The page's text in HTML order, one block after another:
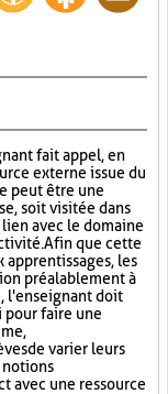
fait appel, en
externe issue du
peut être une
soit visitée dans
avec le domaine
Afin que cette
les
préalablement à
l'enseignant doit
pour faire une
de varier leurs
notions
avec une ressource